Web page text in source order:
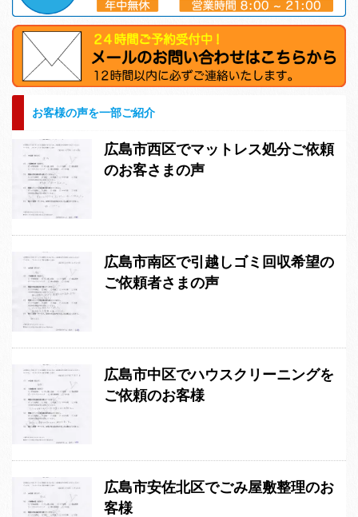
お客様の声を一部ご紹介
広島市西区でマットレス処分ご依頼
のお客さまの声
広島市南区で引越しゴミ回収希望の
ご依頼者さまの声
広島市中区でハウスクリーニングを
ご依頼のお客様
広島市安佐北区でごみ屋敷整理のお
客様